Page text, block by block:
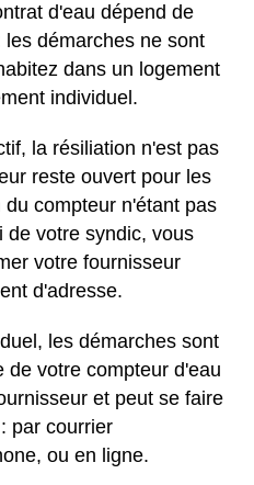
d'eau dépend de
démarches ne sont
dans un logement
individuel.
la résiliation n'est pas
reste ouvert pour les
compteur n'étant pas
de votre syndic, vous
votre fournisseur
d'adresse.
les démarches sont
de votre compteur d'eau
et peut se faire
par courrier
ou en ligne.